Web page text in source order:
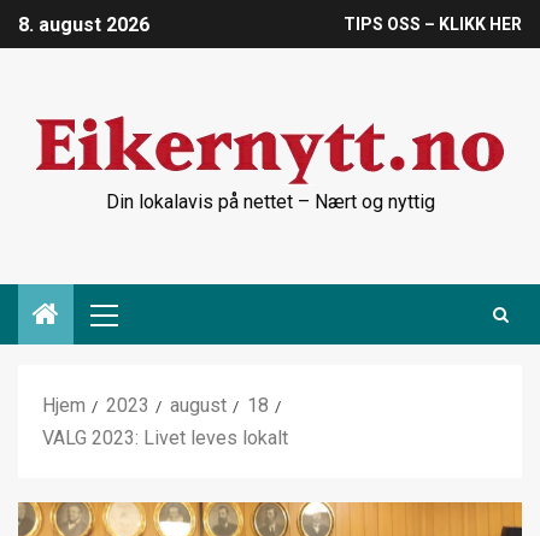
8. august 2026 TIPS OSS – KLIKK HER
Din lokalavis på nettet – Nært og nyttig
Hjem 2023 august
18
VALG 2023: Livet leves lokalt